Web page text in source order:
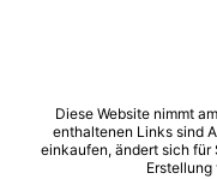
Inhalt
Diese Website nimmt
enthaltenen Links sind
einkaufen, ändert sich für